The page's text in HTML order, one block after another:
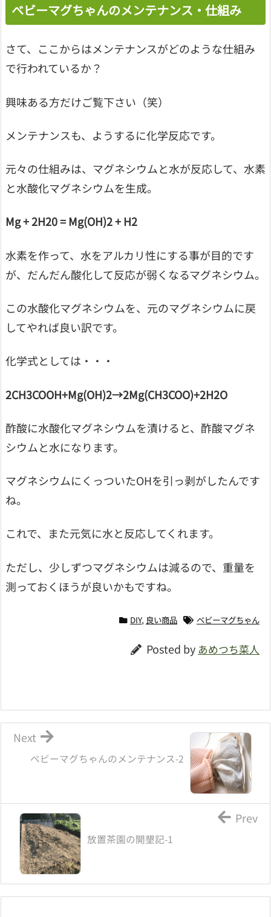
ベビーマグちゃんのメンテナンス・仕組み
さて、ここからはメンテナンスがどのような仕組み
で行われているか？
興味ある方だけご覧下さい（笑）
メンテナンスも、ようするに化学反応です。
元々の仕組みは、マグネシウムと水が反応して、水素
と水酸化マグネシウムを生成。
Mg + 2H20 = Mg(OH)2 + H2
水素を作って、水をアルカリ性にする事が目的です
が、だんだん酸化して反応が弱くなるマグネシウム。
この水酸化マグネシウムを、元のマグネシウムに戻
してやれば良い訳です。
化学式としては・・・
2CH3COOH+Mg(OH)2→2Mg(CH3COO)+2H2O
酢酸に水酸化マグネシウムを漬けると、酢酸マグネ
シウムと水になります。
マグネシウムにくっついたOHを引っ剥がしたんです
ね。
これで、また元気に水と反応してくれます。
ただし、少しずつマグネシウムは減るので、重量を
測っておくほうが良いかもですね。
DIY, 良い商品 ベビーマグちゃん
Posted by あめつち菜人
ベビーマグちゃんのメンテナンス-2
Next
放置茶園の開墾記-1
Prev